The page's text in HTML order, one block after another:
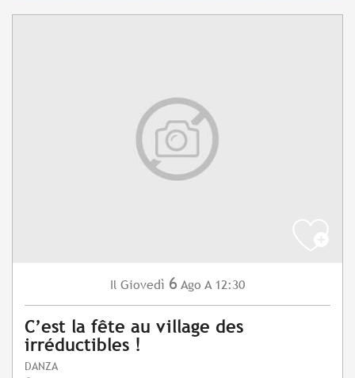
Il Giovedì 6 Ago A 12:30
C’est la fête au village des
irréductibles !
DANZA